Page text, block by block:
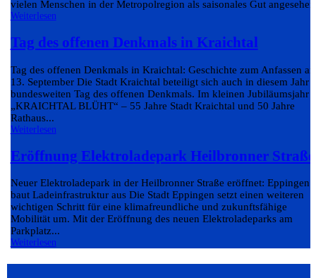
vielen Menschen in der Metropolregion als saisonales Gut
Weiterlesen
Tag des offenen Denkmals in Kraichtal
Tag des offenen Denkmals in Kraichtal: Geschichte zum Anfassen
13. September Die Stadt Kraichtal beteiligt sich auch in diesem Jahr
bundesweiten Tag des offenen Denkmals. Im kleinen Jubiläumsjahr
„KRAICHTAL BLÜHT“ – 55 Jahre Stadt Kraichtal und 50 Jahre
Rathaus...
Weiterlesen
Eröffnung Elektroladepark Heilbronner Straße
Neuer Elektroladepark in der Heilbronner Straße eröffnet: Eppingen
baut Ladeinfrastruktur aus Die Stadt Eppingen setzt einen weiteren
wichtigen Schritt für eine klimafreundliche und zukunftsfähige
Mobilität um. Mit der Eröffnung des neuen Elektroladeparks am
Parkplatz...
Weiterlesen